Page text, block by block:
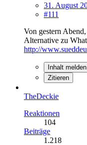
31. August
#111
Von gestern
Alternative zu
http://
Inhalt melden
Zitieren
TheDeckie
Reaktionen
104
Beiträge
1.218